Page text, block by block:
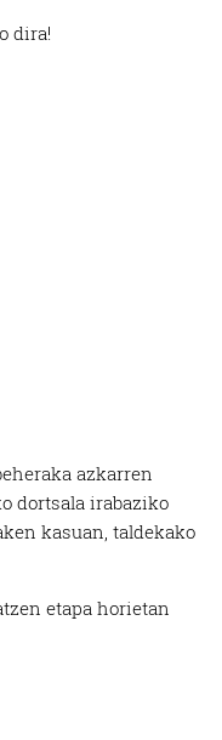
dira!
azkarren
dortsala irabaziko
kasuan, taldekako
etapa horietan